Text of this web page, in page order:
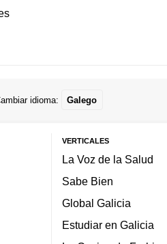
idioma: Galego
VERTICALES
La Voz de la Salud
Sabe Bien
Global Galicia
Estudiar en Galicia